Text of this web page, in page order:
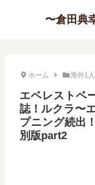
〜倉田典
ホーム 海外1
エベレストベ
誌！ルクラ〜
プニング続出
別版part2